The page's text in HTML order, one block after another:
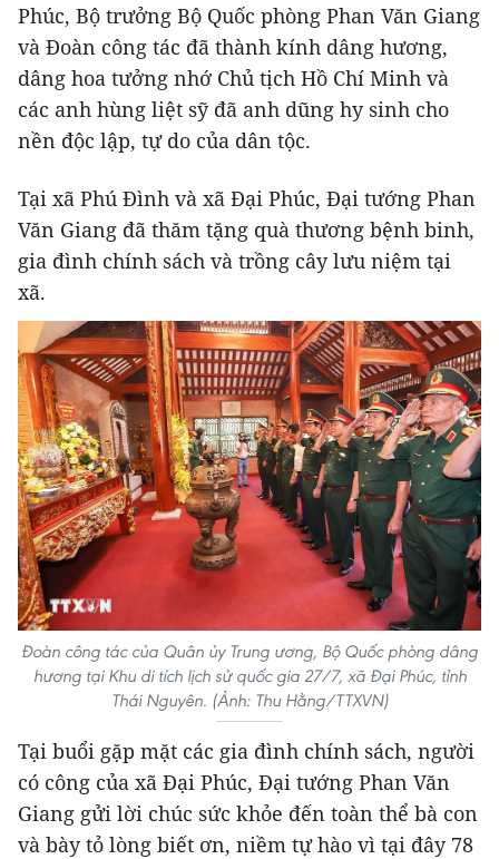
Phúc, Bộ trưởng Bộ Quốc phòng Phan Văn Giang
và Đoàn công tác đã thành kính dâng hương,
dâng hoa tưởng nhớ Chủ tịch Hồ Chí Minh và
các anh hùng liệt sỹ đã anh dũng hy sinh cho
nền độc lập, tự do của dân tộc.
Tại xã Phú Đình và xã Đại Phúc, Đại tướng Phan
Văn Giang đã thăm tặng quà thương bệnh binh,
gia đình chính sách và trồng cây lưu niệm tại
xã.
Đoàn công tác của Quân ủy Trung ương, Bộ Quốc phòng dâng
hương tại Khu di tích lịch sử quốc gia 27/7, xã Đại Phúc, tỉnh
Thái Nguyên. (Ảnh: Thu Hằng/TTXVN)
Tại buổi gặp mặt các gia đình chính sách, người
có công của xã Đại Phúc, Đại tướng Phan Văn
Giang gửi lời chúc sức khỏe đến toàn thể bà con
và bày tỏ lòng biết ơn, niềm tự hào vì tại đây 78